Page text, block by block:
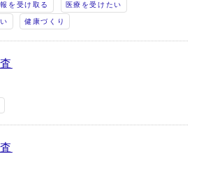
を受け取る 医療を受けたい
健康づくり